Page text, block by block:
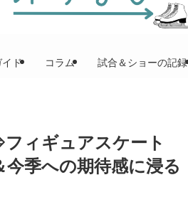
ド コラム 試合＆ショーの記録
ィギュアスケート
季への期待感に浸る